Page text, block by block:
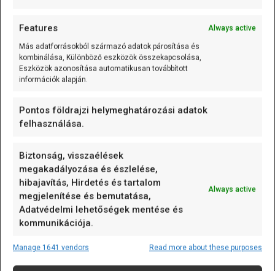
Features Always active
Más adatforrásokból származó adatok párosítása és
kombinálása, Különböző eszközök összekapcsolása,
Eszközök azonosítása automatikusan továbbított
információk alapján.
Pontos földrajzi helymeghatározási adatok
felhasználása.
Biztonság, visszaélések
megakadályozása és észlelése,
hibajavítás, Hirdetés és tartalom
megjelenítése és bemutatása,
Adatvédelmi lehetőségek mentése és
kommunikációja.
Always active
Manage 1641 vendors Read more about these purposes
megjelenik a VBAT felé, hogy a 4,2 volt közelébe töltött
LIR2032 feszültségét a DS1307 3,5 voltos VBAT-határa
alá húzzák! Éppen ezért a DS1307-es modulok
módosítása nem mindig ugyanaz az egyetlen vágás
vagy alkatrészkiszedés, mint a DS3231 modulok esetén.
azt mutatják, hogy a panelvariánsokat előbb azonosítani